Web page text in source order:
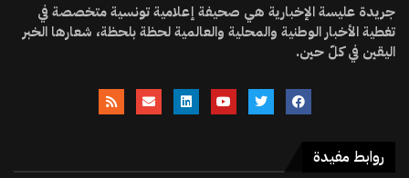
جريدة عليسة الإخبارية هي صحيفة إعلامية تونسية متخصصة في
تغطية الأخبار الوطنية والمحلية والعالمية لحظة بلحظة، شعارها الخبر
اليقين في كلّ حين.
روابط مفيدة